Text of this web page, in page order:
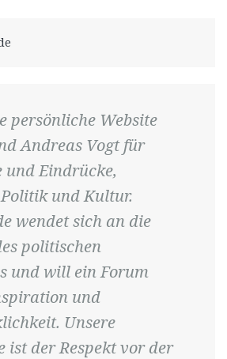
persönliche Website
Andreas Vogt für
und Eindrücke,
und Kultur.
wendet sich an die
politischen
und will ein Forum
und
Unsere
ist der Respekt vor der